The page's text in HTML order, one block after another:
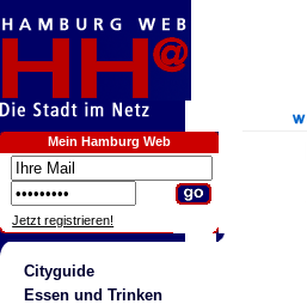
Mein Hamburg Web
Jetzt registrieren!
Cityguide
Essen und Trinken